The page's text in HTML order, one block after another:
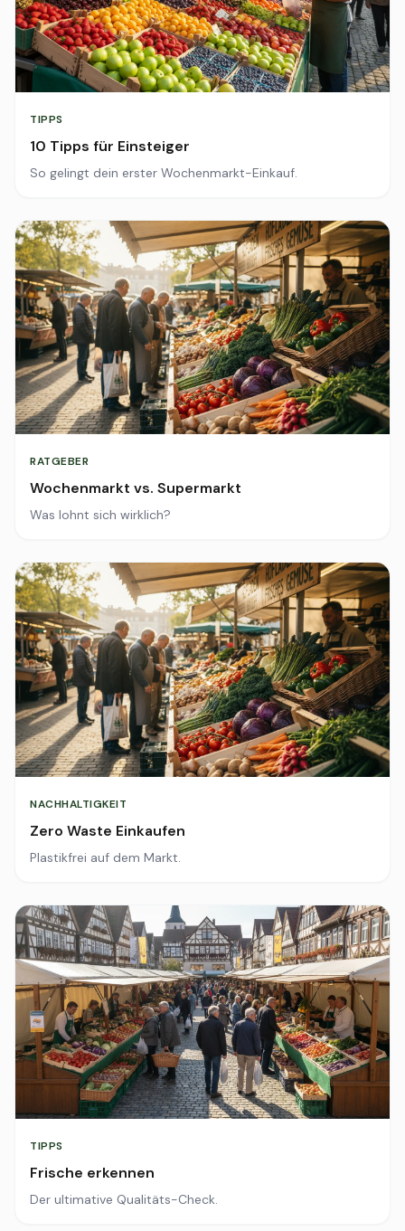
TIPPS
10 Tipps für Einsteiger
So gelingt dein erster Wochenmarkt-Einkauf.
RATGEBER
Wochenmarkt vs. Supermarkt
Was lohnt sich wirklich?
NACHHALTIGKEIT
Zero Waste Einkaufen
Plastikfrei auf dem Markt.
TIPPS
Frische erkennen
Der ultimative Qualitäts-Check.